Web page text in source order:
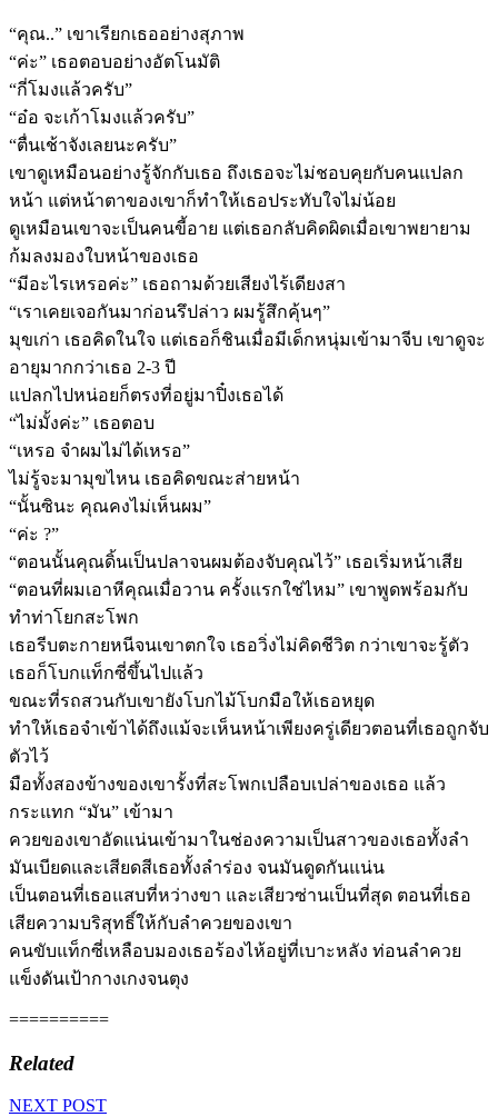
“คุณ..” เขาเรียกเธออย่างสุภาพ
“ค่ะ” เธอตอบอย่างอัตโนมัติ
“กี่โมงแล้วครับ”
“อ๋อ จะเก้าโมงแล้วครับ”
“ตื่นเช้าจังเลยนะครับ”
เขาดูเหมือนอย่างรู้จักกับเธอ ถึงเธอจะไม่ชอบคุยกับคนแปลก
หน้า แต่หน้าตาของเขาก็ทำให้เธอประทับใจไม่น้อย
ดูเหมือนเขาจะเป็นคนขี้อาย แต่เธอกลับคิดผิดเมื่อเขาพยายาม
ก้มลงมองใบหน้าของเธอ
“มีอะไรเหรอค่ะ” เธอถามด้วยเสียงไร้เดียงสา
“เราเคยเจอกันมาก่อนรึปล่าว ผมรู้สึกคุ้นๆ”
มุขเก่า เธอคิดในใจ แต่เธอก็ชินเมื่อมีเด็กหนุ่มเข้ามาจีบ เขาดูจะ
อายุมากกว่าเธอ 2-3 ปี
แปลกไปหน่อยก็ตรงที่อยู่มาปิ๋งเธอได้
“ไม่มั้งค่ะ” เธอตอบ
“เหรอ จำผมไม่ได้เหรอ”
ไม่รู้จะมามุขไหน เธอคิดขณะส่ายหน้า
“นั้นซินะ คุณคงไม่เห็นผม”
“ค่ะ ?”
“ตอนนั้นคุณดิ้นเป็นปลาจนผมต้องจับคุณไว้” เธอเริ่มหน้าเสีย
“ตอนที่ผมเอาหีคุณเมื่อวาน ครั้งแรกใช่ไหม” เขาพูดพร้อมกับ
ทำท่าโยกสะโพก
เธอรีบตะกายหนีจนเขาตกใจ เธอวิ่งไม่คิดชีวิต กว่าเขาจะรู้ตัว
เธอก็โบกแท็กซี่ขึ้นไปแล้ว
ขณะที่รถสวนกับเขายังโบกไม้โบกมือให้เธอหยุด
ทำให้เธอจำเข้าได้ถึงแม้จะเห็นหน้าเพียงครู่เดียวตอนที่เธอถูกจับ
ตัวไว้
มือทั้งสองข้างของเขารั้งที่สะโพกเปลือบเปล่าของเธอ แล้ว
กระแทก “มัน” เข้ามา
ควยของเขาอัดแน่นเข้ามาในช่องความเป็นสาวของเธอทั้งลำ
มันเบียดและเสียดสีเธอทั้งลำร่อง จนมันดูดกันแน่น
เป็นตอนที่เธอแสบที่หว่างขา และเสียวซ่านเป็นที่สุด ตอนที่เธอ
เสียความบริสุทธิ์ให้กับลำควยของเขา
คนขับแท็กซี่เหลือบมองเธอร้องไห้อยู่ที่เบาะหลัง ท่อนลำควย
แข็งดันเป้ากางเกงจนตุง
==========
Related
NEXT POST